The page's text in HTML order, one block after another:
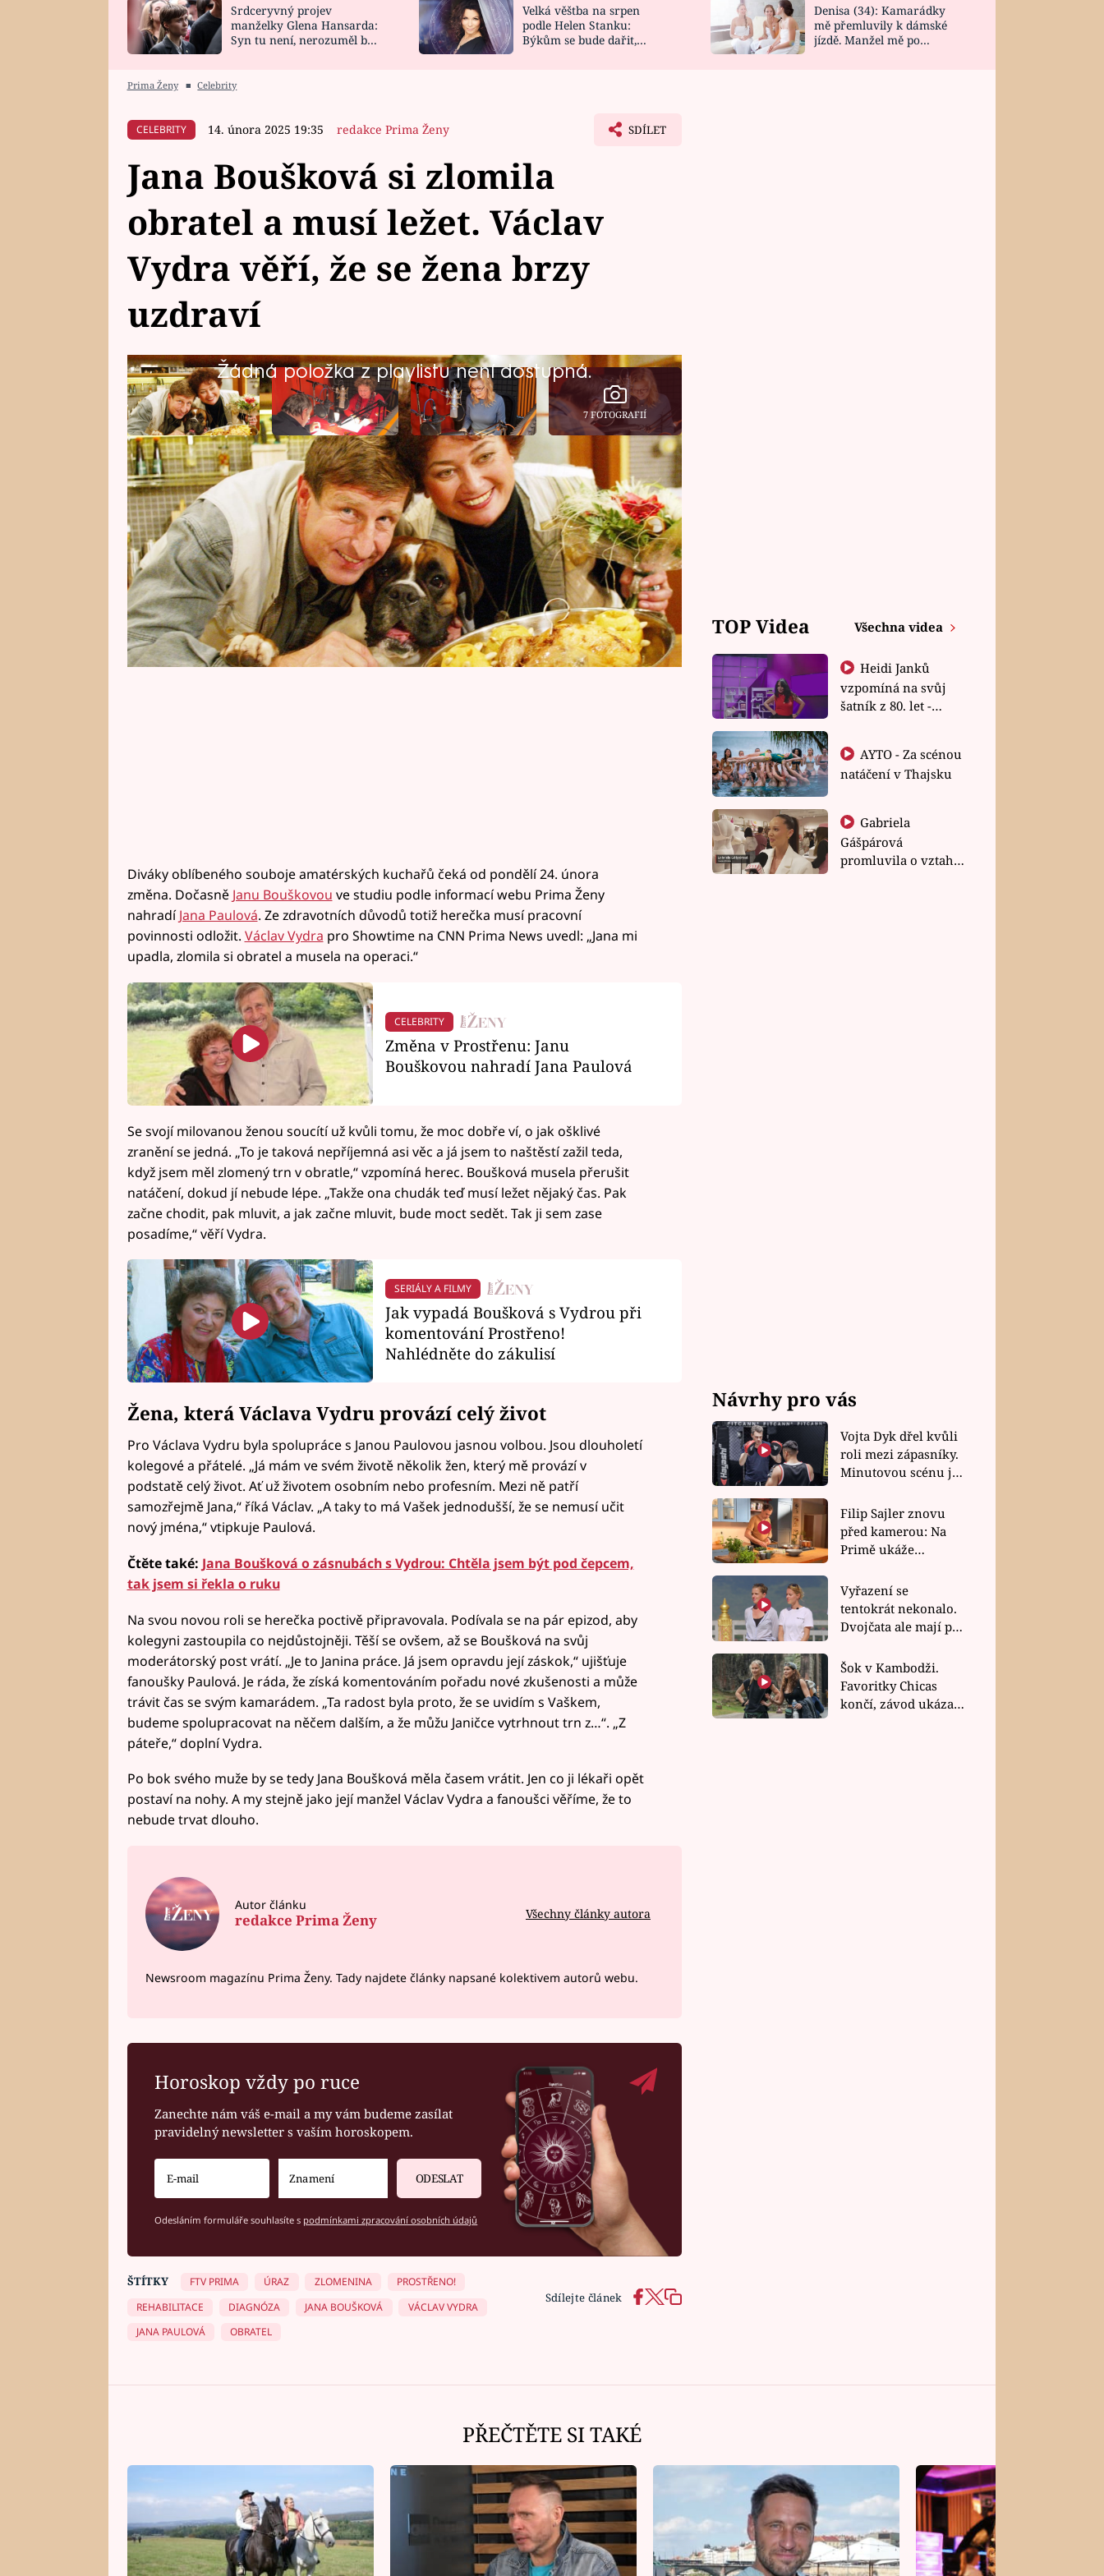
HOROSKOP NA
CELEBRITY
VAŘENÍ
NOVINKY
VIDEORECEPTY
DESIGN
Srdceryvný projev
manželky Glena Hansarda:
Syn tu není, nerozuměl by
Velká věštba na srpen
podle Helen Stanku:
Býkům se bude dařit,
Denisa (34): Kamarádky
mě přemluvily k dámské
jízdě. Manžel mě po
Prima Ženy ■ Celebrity
CELEBRITY 14. února 2025 19:35 redakce Prima Ženy SDÍLET
Jana Boušková si zlomila
obratel a musí ležet. Václav
Vydra věří, že se žena brzy
uzdraví
Žádná položka z playlistu není dostupná.
7 FOTOGRAFIÍ
Nejen fanoušky legendárního pořadu Prostřeno! ranila zpráva o tom,
že herečka Jana Boušková přerušila ze zdravotních důvodů natáčení.
Není ale důvod k panice. Co se Janě přesně stalo a další detaily o její
diagnóze popsal Václav Vydra pro magazín Showtime na CNN Prima
News.
Diváky oblíbeného souboje amatérských kuchařů čeká od pondělí 24. února
změna. Dočasně Janu Bouškovou ve studiu podle informací webu Prima Ženy
nahradíJana Paulová. Ze zdravotních důvodů totiž herečka musí pracovní
povinnosti odložit. Václav Vydra pro Showtime na CNN Prima News uvedl: „Jana mi
upadla, zlomila si obratel a musela na operaci.“
CELEBRITY
Změna v Prostřenu: Janu
Bouškovou nahradí Jana Paulová
Se svojí milovanou ženou soucítí už kvůli tomu, že moc dobře ví, o jak ošklivé
zranění se jedná. „To je taková nepříjemná asi věc a já jsem to naštěstí zažil teda,
když jsem měl zlomený trn v obratle,“ vzpomíná herec. Boušková musela přerušit
natáčení, dokud jí nebude lépe. „Takže ona chudák teď musí ležet nějaký čas. Pak
začne chodit, pak mluvit, a jak začne mluvit, bude moct sedět. Tak ji sem zase
posadíme,“ věří Vydra.
SERIÁLY A FILMY
Jak vypadá Boušková s Vydrou při
komentování Prostřeno!
Nahlédněte do zákulisí
Žena, která Václava Vydru provází celý život
Pro Václava Vydru byla spolupráce s Janou Paulovou jasnou volbou. Jsou dlouholetí
kolegové a přátelé. „Já mám ve svém životě několik žen, který mě provází v
podstatě celý život. Ať už životem osobním nebo profesním. Mezi ně patří
samozřejmě Jana,“ říká Václav. „A taky to má Vašek jednodušší, že se nemusí učit
nový jména,“ vtipkuje Paulová.
Čtěte také: Jana Boušková o zásnubách s Vydrou: Chtěla jsem být pod čepcem,
tak jsem si řekla o ruku
Na svou novou roli se herečka poctivě připravovala. Podívala se na pár epizod, aby
kolegyni zastoupila co nejdůstojněji. Těší se ovšem, až se Boušková na svůj
moderátorský post vrátí. „Je to Janina práce. Já jsem opravdu její záskok,“ ujišťuje
fanoušky Paulová. Je ráda, že získá komentováním pořadu nové zkušenosti a může
trávit čas se svým kamarádem. „Ta radost byla proto, že se uvidím s Vaškem,
budeme spolupracovat na něčem dalším, a že můžu Janičce vytrhnout trn z…“. „Z
páteře,“ doplní Vydra.
Po bok svého muže by se tedy Jana Boušková měla časem vrátit. Jen co ji lékaři opět
postaví na nohy. A my stejně jako její manžel Václav Vydra a fanoušci věříme, že to
nebude trvat dlouho.
Autor článku
redakce Prima Ženy Všechny články autora
Newsroom magazínu Prima Ženy. Tady najdete články napsané kolektivem autorů webu.
Horoskop vždy po ruce
Zanechte nám váš e-mail a my vám budeme zasílat
pravidelný newsletter s vaším horoskopem.
ODESLAT
Odesláním formuláře souhlasíte s podmínkami zpracování osobních údajů
Sdílejte článek
ŠTÍTKY FTV PRIMA ÚRAZ ZLOMENINA
PROSTŘENO!
REHABILITACE
DIAGNÓZA JANA BOUŠKOVÁ
VÁCLAV VYDRA
JANA PAULOVÁ
OBRATEL
TOP Videa Všechna videa
Heidi Janků
vzpomíná na svůj
šatník z 80. let -
natáčení v Thajsku
Gabriela
Gášpárová
promluvila o vztahu
Návrhy pro vás
Vojta Dyk dřel kvůli
roli mezi zápasníky.
Minutovou scénu jel
Filip Sajler znovu
před kamerou: Na
Primě ukáže
rychlé recepty
Vyřazení se
tentokrát nekonalo.
Dvojčata ale mají po
závodu nůž na krku
Šok v Kambodži.
Favoritky Chicas
končí, závod ukázal
PŘEČTĚTE SI TAKÉ